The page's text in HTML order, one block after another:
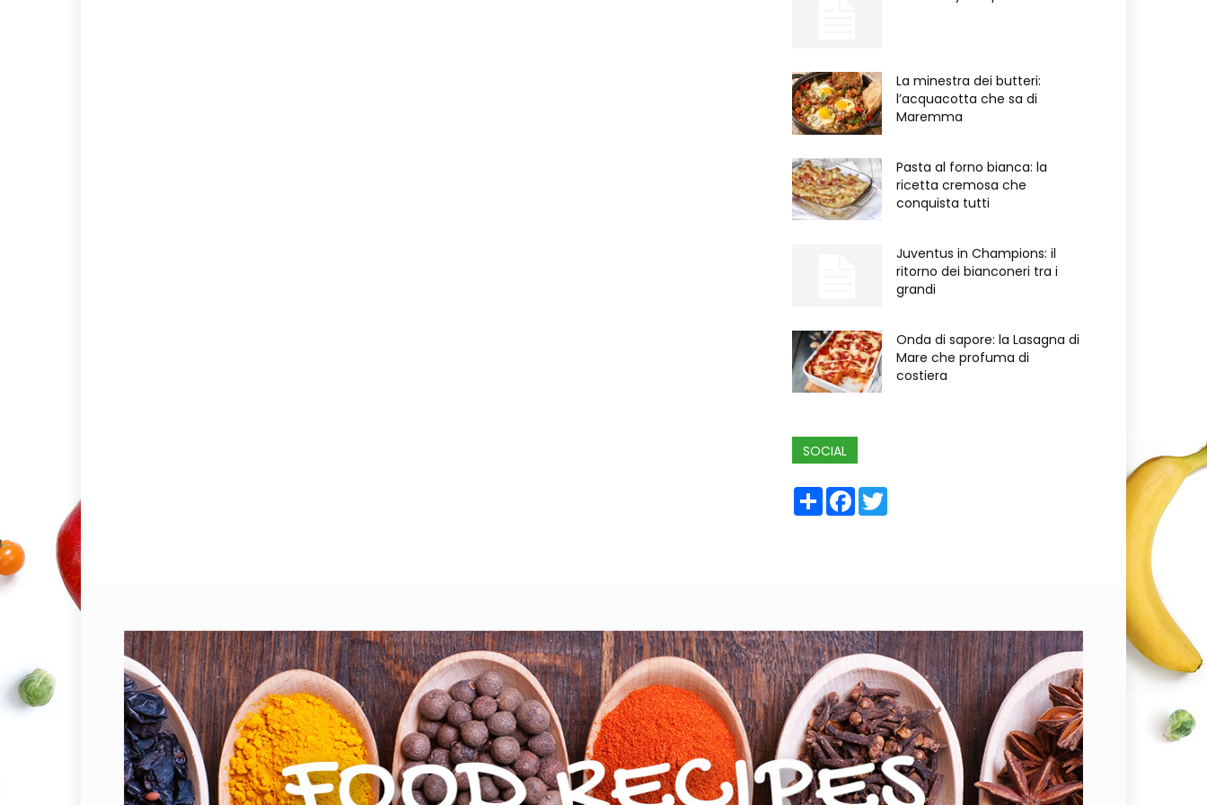
La minestra dei butteri:
l’acquacotta che sa di
Maremma
Pasta al forno bianca: la
ricetta cremosa che
conquista tutti
Juventus in Champions: il
ritorno dei bianconeri tra i
grandi
Onda di sapore: la Lasagna di
Mare che profuma di
costiera
SOCIAL
ShareFacebook